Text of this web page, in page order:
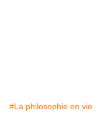
#La philosophie en vie